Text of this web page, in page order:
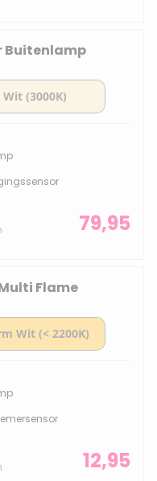
Buitenlamp
79,95
Flame
12,95